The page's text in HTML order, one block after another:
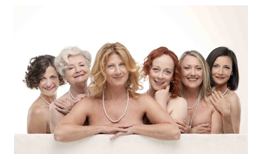
“Settembre dell’Accademia” dove si esibirà per il secondo anno
consecutivo. Il pubblico milanese avrà il piacere di applaudire i
giovani artisti della Baltic Sea Youth Philharmonic per la quarta
volta. L’orchestra, fondata nel 2008 da Kristjan Järvi (affiancato
da un prestigioso consiglio di consulent...